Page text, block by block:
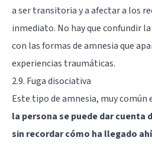
a ser transitoria y a afectar a los
inmediato. No hay que confundir
con las formas de amnesia que
experiencias traumáticas.
2.9. Fuga disociativa
Este tipo de amnesia, muy común
la persona se puede dar cuenta
sin recordar cómo ha llegado ahí